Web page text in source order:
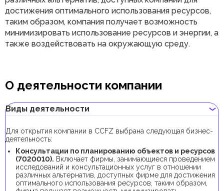
достижения оптимального использования ресурсов,
таким образом, компания получает возможность
минимизировать использование ресурсов и энергии, а
также воздействовать на окружающую среду.
О деятельности компании
Виды деятельности
Для открытия компании в CCFZ выбрана следующая бизнес-
деятельность:
Консультации по планированию объектов и ресурсов
(7020010). Включает фирмы, занимающиеся проведением
исследований и консультационных услуг в отношении
различных альтернатив, доступных фирме для достижения
оптимального использования ресурсов, таким образом,